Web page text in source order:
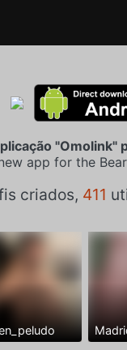
"Omolink"
app for the
criados, 411